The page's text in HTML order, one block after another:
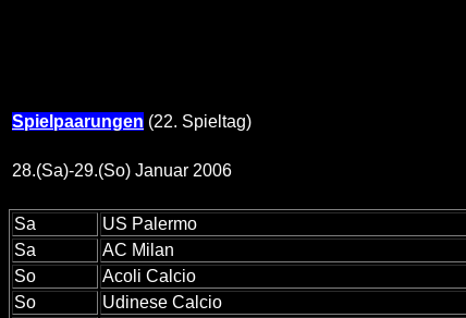
Spielpaarungen (22. Spieltag)
28.(Sa)-29.(So) Januar 2006
Sa US Palermo
Sa
AC Milan
So
Acoli Calcio
So
Udinese Calcio